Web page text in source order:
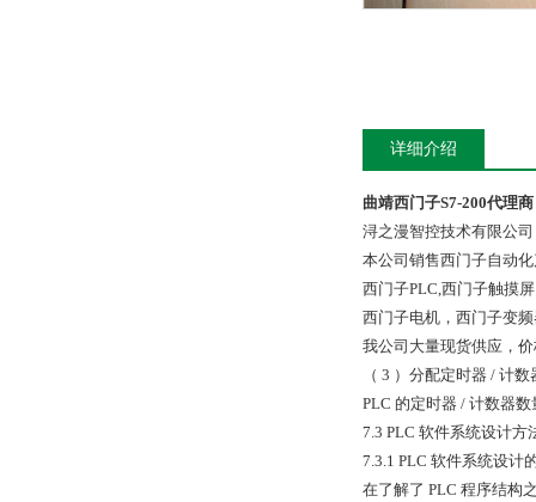
详细介绍
曲靖西门子S7-200代理商
浔之漫智控技术有限公
本公司销售西门子自动
西门子PLC,西门子触摸
西门子电机，西门子变
我公司大量现货供应，
（ 3 ）分配定时器 / 计数
PLC 的定时器 / 计数器
7.3 PLC 软件系统设计方
7.3.1 PLC 软件系统设计
在了解了 PLC 程序结构